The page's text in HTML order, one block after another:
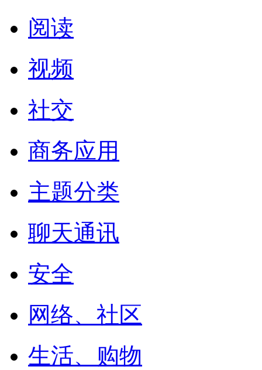
阅读
视频
社交
商务应用
主题分类
聊天通讯
安全
网络、社区
生活、购物